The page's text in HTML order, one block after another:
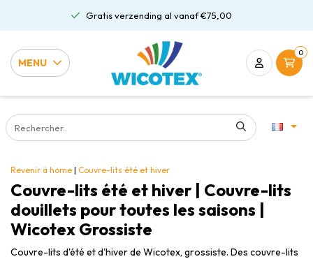
Gratis verzending al vanaf €75,00
MENU
0
Revenir à home | Couvre-lits été et hiver
Couvre-lits été et hiver | Couvre-lits
douillets pour toutes les saisons |
Wicotex Grossiste
Couvre-lits d'été et d'hiver de Wicotex, grossiste. Des couvre-lits